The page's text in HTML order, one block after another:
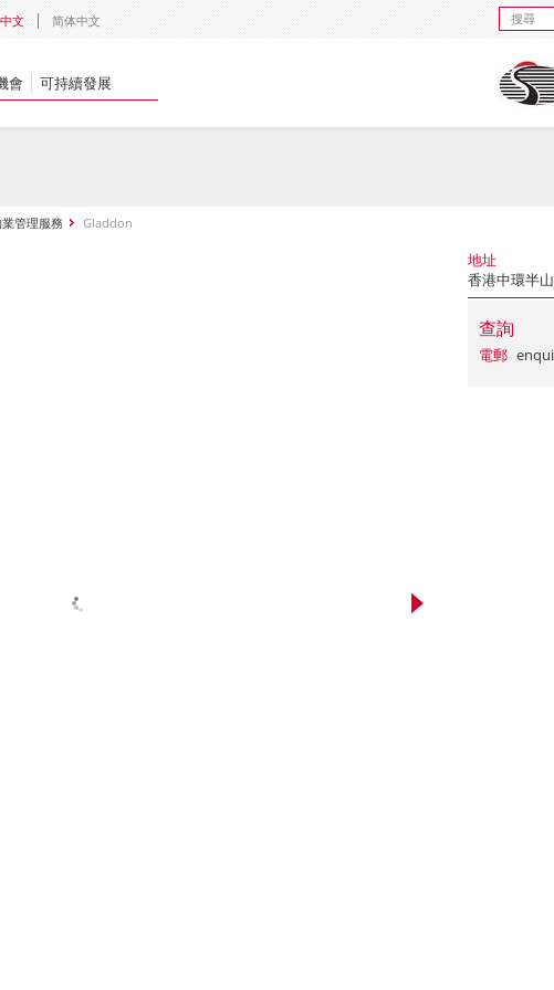
文 简体中文
會 可持續發展
管理服務 Gladdon
地址
香港中環半
查詢
電郵